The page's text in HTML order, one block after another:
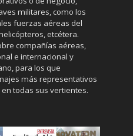
militares, como los
fuerzas aéreas del
etcétera.
compañías aéreas,
e internacional y
para los que
más representativos
todas sus vertientes.